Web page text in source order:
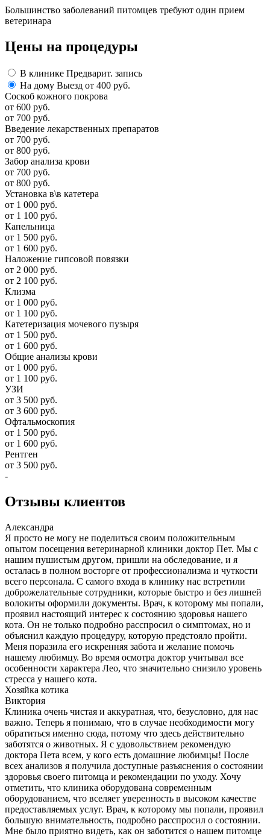
Большинство заболеваний питомцев требуют один прием
ветеринара
Цены на процедуры
В клинике Предварит. запись
На дому Выезд от 400 руб.
Соскоб кожного покрова
от 600 руб.
от 700 руб.
Введение лекарственных препаратов
от 700 руб.
от 800 руб.
Забор анализа крови
от 700 руб.
от 800 руб.
Установка в\в катетера
от 1 000 руб.
от 1 100 руб.
Капельница
от 1 500 руб.
от 1 600 руб.
Наложение гипсовой повязки
от 2 000 руб.
от 2 100 руб.
Клизма
от 1 000 руб.
от 1 100 руб.
Катетеризация мочевого пузыря
от 1 500 руб.
от 1 600 руб.
Общие анализы крови
от 1 000 руб.
от 1 100 руб.
УЗИ
от 3 500 руб.
от 3 600 руб.
Офтальмоскопия
от 1 500 руб.
от 1 600 руб.
Рентген
от 3 500 руб.
-
Отзывы клиентов
Александра
Я просто не могу не поделиться своим положительным
опытом посещения ветеринарной клиники доктор Пет. Мы с
нашим пушистым другом, пришли на обследование, и я
осталась в полном восторге от профессионализма и чуткости
всего персонала. С самого входа в клинику нас встретили
доброжелательные сотрудники, которые быстро и без лишней
волокиты оформили документы. Врач, к которому мы попали,
проявил настоящий интерес к состоянию здоровья нашего
кота. Он не только подробно расспросил о симптомах, но и
объяснил каждую процедуру, которую предстояло пройти.
Меня поразила его искренняя забота и желание помочь
нашему любимцу. Во время осмотра доктор учитывал все
особенности характера Лео, что значительно снизило уровень
стресса у нашего кота.
Хозяйка котика
Виктория
Клиника очень чистая и аккуратная, что, безусловно, для нас
важно. Теперь я понимаю, что в случае необходимости могу
обратиться именно сюда, потому что здесь действительно
заботятся о животных. Я с удовольствием рекомендую
доктора Пета всем, у кого есть домашние любимцы! После
всех анализов я получила доступные разъяснения о состоянии
здоровья своего питомца и рекомендации по уходу. Хочу
отметить, что клиника оборудована современным
оборудованием, что вселяет уверенность в высоком качестве
предоставляемых услуг. Врач, к которому мы попали, проявил
большую внимательность, подробно расспросил о состоянии.
Мне было приятно видеть, как он заботится о нашем питомце